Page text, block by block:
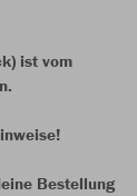
ist vom
Bestellung